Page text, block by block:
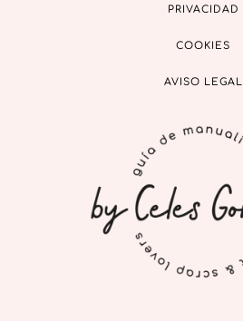
PRIVACIDAD
COOKIES
AVISO LEGAL